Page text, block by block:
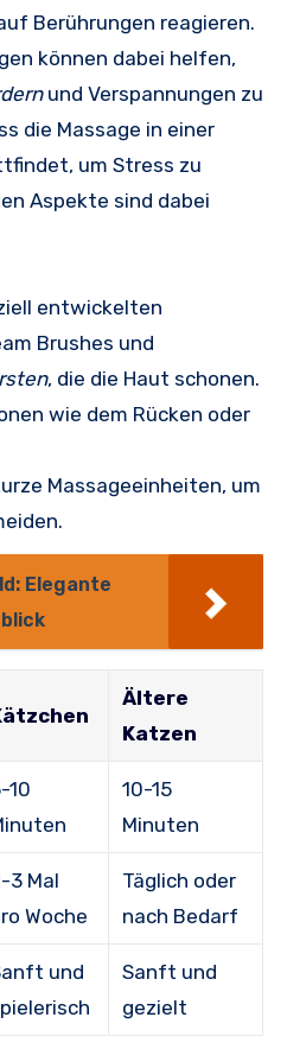
Berührungen reagieren.
können dabei helfen,
und Verspannungen zu
die Massage in einer
um Stress zu
Aspekte sind dabei
entwickelten
Brushes und
, die die Haut schonen.
wie dem Rücken oder
Massageeinheiten, um
Elegante
Ältere
Katzen
10
10-15
Minuten
3 Mal
Woche
Täglich oder
nach Bedarf
und
Sanft und
gezielt